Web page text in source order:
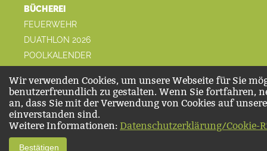
BÜCHEREI
FEUERWEHR
DUATHLON 2026
POOLKALENDER
Wir verwenden Cookies, um unsere Webseite für Sie
benutzerfreundlich zu gestalten. Wenn Sie fortfahren,
an, dass Sie mit der Verwendung von Cookies auf
einverstanden sind.
Weitere Informationen: Datenschutzerklärung/Cookie-
Bestätigen